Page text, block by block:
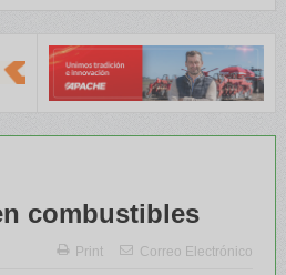
combustibles
Print Correo Electrónico